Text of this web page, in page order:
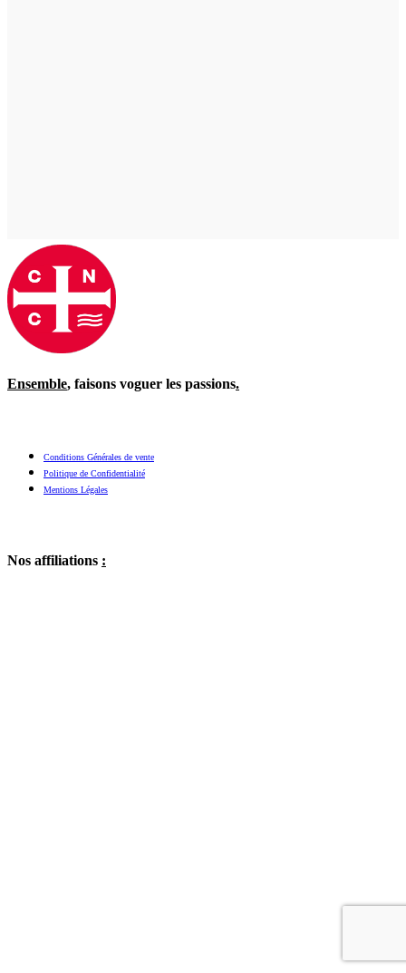
Ensemble, faisons voguer les passions.
Conditions Générales de vente
Politique de Confidentialité
Mentions Légales
Nos affiliations :